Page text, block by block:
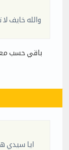
والله خايف
باقي حسب
ايا سيدي